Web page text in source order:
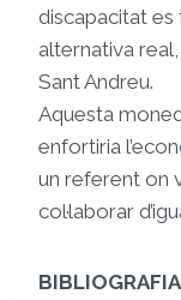
discapacitat es
alternativa
Sant Andreu.
Aquesta
enfortiria
un referent on
col·laborar